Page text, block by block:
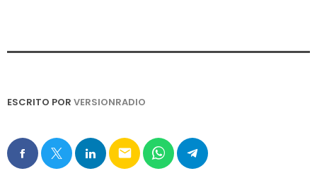
ESCRITO POR VERSIONRADIO
email